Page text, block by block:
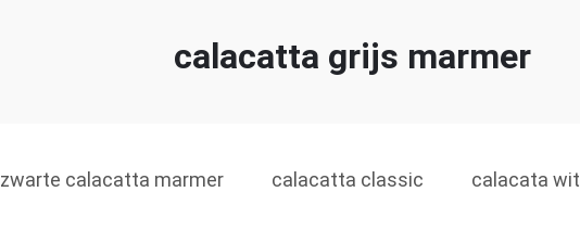
calacatta grijs marmer
zwarte calacatta marmer calacatta classic calacata wit